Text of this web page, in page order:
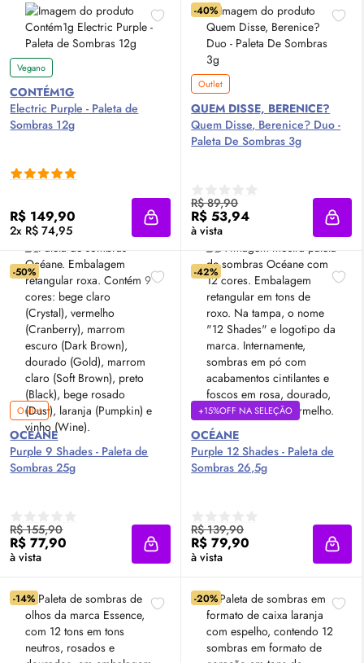
Vegano
CONTÉM1G
Electric Purple - Paleta de
Sombras 12g
R$ 149,90
2x R$ 74,95 Adicionar à sacola
-40%
Outlet
QUEM DISSE, BERENICE?
Quem Disse, Berenice? Duo -
Paleta De Sombras 3g
R$ 89,90
R$ 53,94
à vista
-50%
Outlet
OCÉANE
Purple 9 Shades - Paleta de
Sombras 25g
R$ 155,90
R$ 77,90
à vista Adicionar à sacola
-42%
+15%OFF NA SELEÇÃO
OCÉANE
Purple 12 Shades - Paleta de
Sombras 26,5g
R$ 139,90
R$ 79,90
à vista
-14% -20%